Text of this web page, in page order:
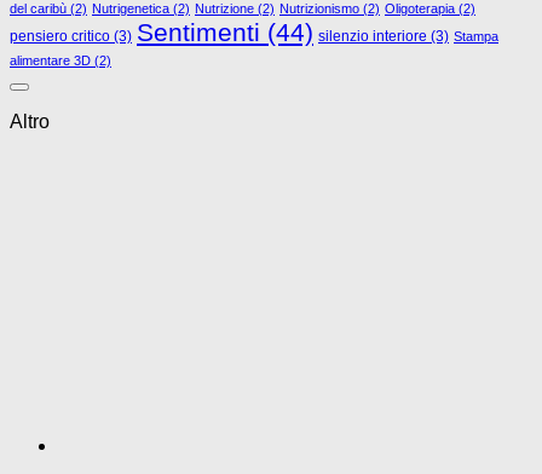
del caribù (2) Nutrigenetica (2) Nutrizione (2) Nutrizionismo (2) Oligoterapia (2)
pensiero critico (3) Sentimenti (44) silenzio interiore (3) Stampa
alimentare 3D (2)
Altro